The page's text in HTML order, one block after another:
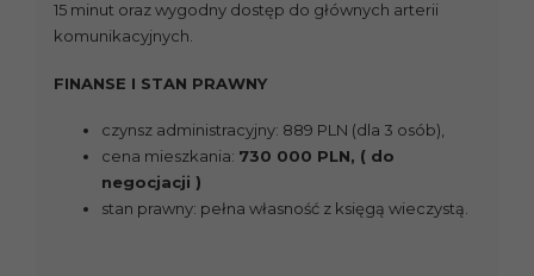
15 minut oraz wygodny dostęp do głównych arterii
komunikacyjnych.
FINANSE I STAN PRAWNY
czynsz administracyjny: 889 PLN (dla 3 osób),
cena mieszkania: 730 000 PLN, ( do
negocjacji )
stan prawny: pełna własność z księgą wieczystą.